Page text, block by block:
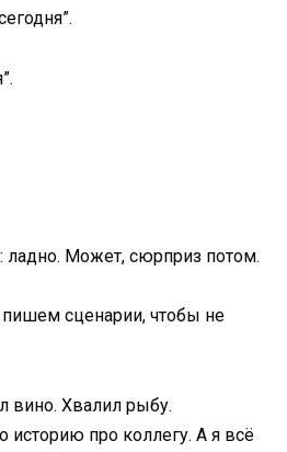
ладно. Может, сюрприз потом.
сценарии, чтобы не
вино. Хвалил рыбу.
историю про коллегу. А я всё